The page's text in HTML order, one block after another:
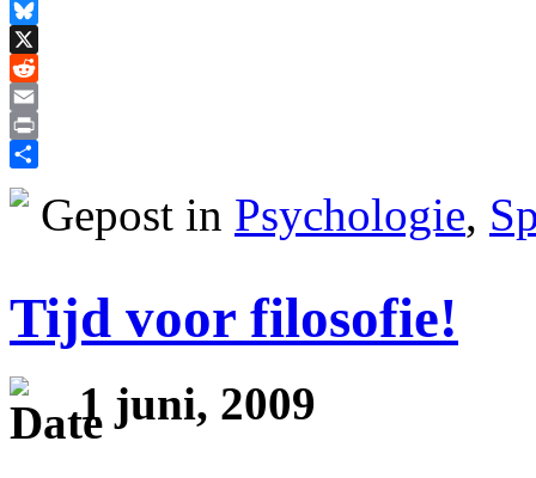
Facebook
Bluesky
X
Reddit
Email
Print
Gepost in Psychologie,
Tijd voor filosofie!
1 juni, 2009